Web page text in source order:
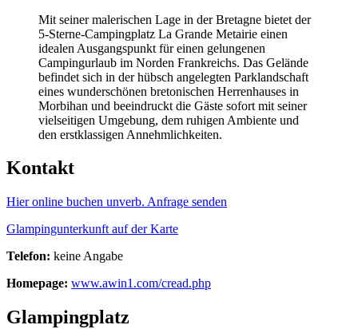
Mit seiner malerischen Lage in der Bretagne bietet der
5-Sterne-Campingplatz La Grande Metairie einen
idealen Ausgangspunkt für einen gelungenen
Campingurlaub im Norden Frankreichs. Das Gelände
befindet sich in der hübsch angelegten Parklandschaft
eines wunderschönen bretonischen Herrenhauses in
Morbihan und beeindruckt die Gäste sofort mit seiner
vielseitigen Umgebung, dem ruhigen Ambiente und
den erstklassigen Annehmlichkeiten.
Kontakt
Hier online buchen unverb. Anfrage senden
Glampingunterkunft auf der Karte
Telefon: keine Angabe
Homepage: www.awin1.com/cread.php
Glampingplatz